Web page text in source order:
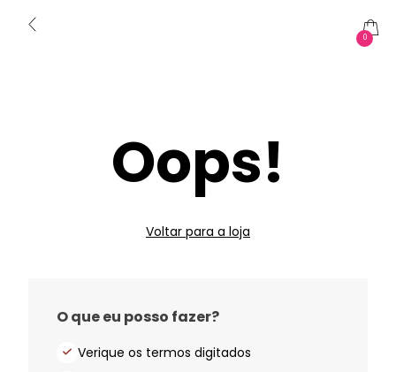
0
Oops!
Voltar para a loja
O que eu posso fazer?
Verique os termos digitados